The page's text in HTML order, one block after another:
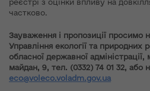
реєстрі з оцінки впливу на
частково.
Зауваження і пропозиції просимо
Управління екології та природних
обласної державної
майдан, 9, тел. (0332) 74 01 32, або
eco@voleco.voladm.gov.ua